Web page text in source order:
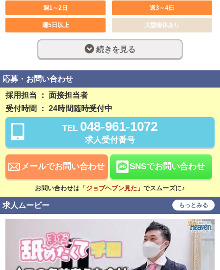
週1～2日 週3～4日
週5日以上 大型連休あり
土日のみ可 休み希望対応可
長期歓迎 週休2日制
完全週休2日制
残業なし
稼ぎ方
日払い可 賞与あり
待遇
社会保険完備 交通費支給
寮・社宅あり 研修あり
こだわり
未経験可 経験者歓迎
中･高齢者歓迎 シニア歓迎
女性活躍中 大学生歓迎
続きを見る
応募・お問い合わせ
採用担当 ： 面接担当者
受付時間 ： 24時間随時受付中
TEL 048-961-1072
求人受付番号
メールでお問い合わせ SNSでお問い合わせ
お問い合わせは 「ジョブヘブン見た」 でスムーズに♪
求人ムービー もっとみる